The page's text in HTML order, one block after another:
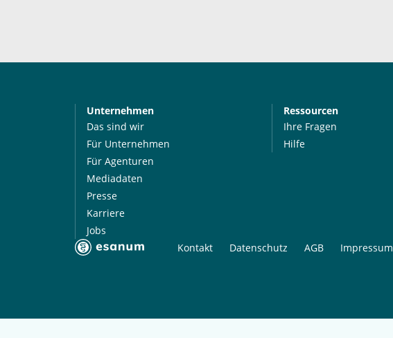
Unternehmen
Das sind wir
Für Unternehmen
Für Agenturen
Mediadaten
Presse
Karriere
Jobs
Ressourcen
Ihre Fragen
Hilfe
Kontakt Datenschutz AGB Impressum